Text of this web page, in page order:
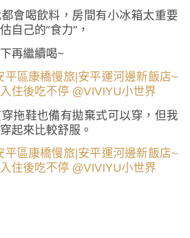
會喝飲料，房間有小冰箱太重要
自己的”食力”，
再繼續喝~
拖鞋也備有拋棄式可以穿，但我
起來比較舒服。